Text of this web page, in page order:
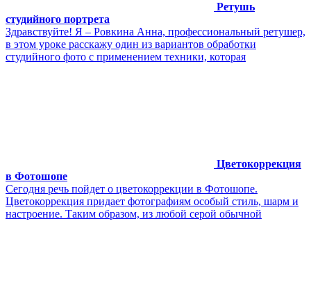
Ретушь
студийного портрета
Здравствуйте! Я – Ровкина Анна, профессиональный ретушер,
в этом уроке расскажу один из вариантов обработки
студийного фото с применением техники, которая
Цветокоррекция
в Фотошопе
Сегодня речь пойдет о цветокоррекции в Фотошопе.
Цветокоррекция придает фотографиям особый стиль, шарм и
настроение. Таким образом, из любой серой обычной